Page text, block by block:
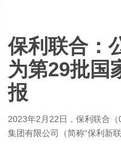
保利联合：
为第29批国
报
2023年2月22日，保利联合
集团有限公司（简称“保利新